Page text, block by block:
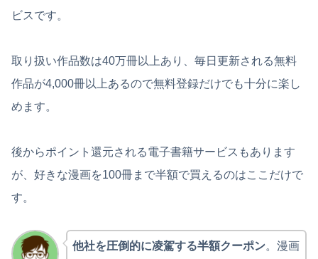
ビスです。
取り扱い作品数は40万冊以上あり、毎日更新される無料
作品が4,000冊以上あるので無料登録だけでも十分に楽し
めます。
後からポイント還元される電子書籍サービスもあります
が、好きな漫画を100冊まで半額で買えるのはここだけで
す。
他社を圧倒的に凌駕する半額クーポン。漫画